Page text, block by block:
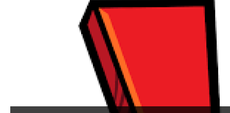
Vriendschappelijke wedstrijden